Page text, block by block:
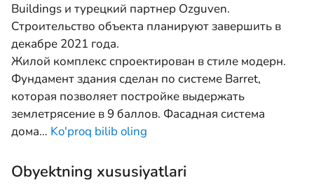
Buildings и турецкий партнер Ozguven.
Строительство объекта планируют завершить в
декабре 2021 года.
Жилой комплекс спроектирован в стиле модерн.
Фундамент здания сделан по системе Barret,
которая позволяет постройке выдержать
землетрясение в 9 баллов. Фасадная система
дома… Ko'proq bilib oling
Obyektning xususiyatlari